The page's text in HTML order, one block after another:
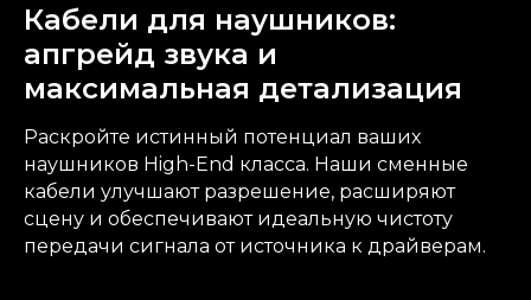
Кабели для наушников:
апгрейд звука и
максимальная детализация
Раскройте истинный потенциал ваших
наушников High-End класса. Наши сменные
кабели улучшают разрешение, расширяют
сцену и обеспечивают идеальную чистоту
передачи сигнала от источника к драйверам.